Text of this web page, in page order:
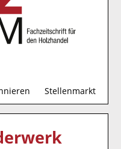
Stellenmarkt
u
c